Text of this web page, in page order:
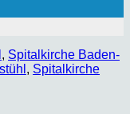
, Spitalkirche Baden-
, Spitalkirche